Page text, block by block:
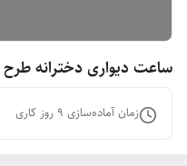
ساعت دیواری دخترانه
زمان آماده‌سازی 9 روز کاری